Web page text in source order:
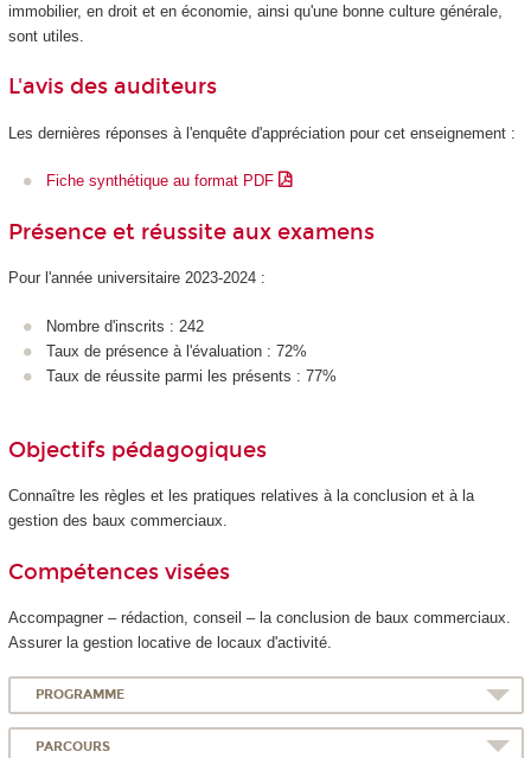
immobilier, en droit et en économie, ainsi qu'une bonne culture générale,
sont utiles.
L'avis des auditeurs
Les dernières réponses à l'enquête d'appréciation pour cet enseignement :
Fiche synthétique au format PDF
Présence et réussite aux examens
Pour l'année universitaire 2023-2024 :
Nombre d'inscrits : 242
Taux de présence à l'évaluation : 72%
Taux de réussite parmi les présents : 77%
Objectifs pédagogiques
Connaître les règles et les pratiques relatives à la conclusion et à la
gestion des baux commerciaux.
Compétences visées
Accompagner – rédaction, conseil – la conclusion de baux commerciaux.
Assurer la gestion locative de locaux d'activité.
PROGRAMME
PARCOURS